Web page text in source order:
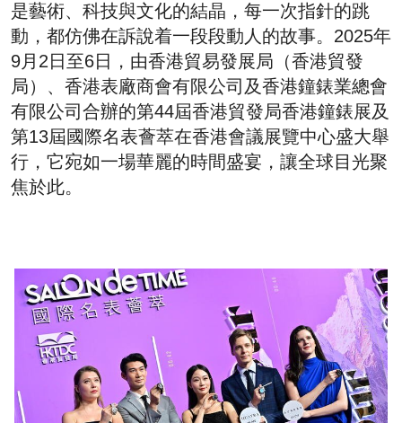
是藝術、科技與文化的結晶，每一次指針的跳
動，都仿佛在訴說着一段段動人的故事。2025年
9月2日至6日，由香港貿易發展局（香港貿發
局）、香港表廠商會有限公司及香港鐘錶業總會
有限公司合辦的第44屆香港貿發局香港鐘錶展及
第13屆國際名表薈萃在香港會議展覽中心盛大舉
行，它宛如一場華麗的時間盛宴，讓全球目光聚
焦於此。